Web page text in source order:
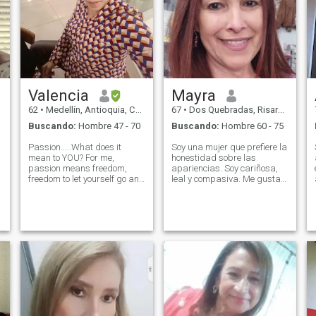
Valencia
62 • Medellín, Antioquia, Colombia
Buscando: Hombre 47 - 70
Passion.....What does it
mean to YOU? For me,
passion means freedom,
freedom to let yourself go and
appreciate those who are
brave enough to pursue their
passions in life...Share your
passion......See you...Aurea
Mayra
67 • Dos Quebradas, Risaralda, Colombia
Buscando: Hombre 60 - 75
Soy una mujer que prefiere la
honestidad sobre las
apariencias. Soy cariñosa,
leal y compasiva. Me gusta
gustan los animales y amo
la naturaleza en todo su
esplendor y color. Estoy
dispuesto a dar lo mejor de
mí para construir una
relación fuerte y estable con
el hombre adecuado. Por
cierto, mis fotos son